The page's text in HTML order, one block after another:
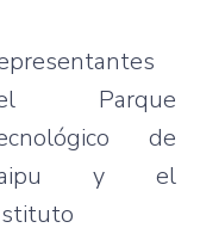
Parque
de
y el